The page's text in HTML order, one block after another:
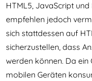
HTML5, JavaScript
empfehlen jedoch
sich stattdessen auf
sicherzustellen, dass
werden können. Da
mobilen Geräten